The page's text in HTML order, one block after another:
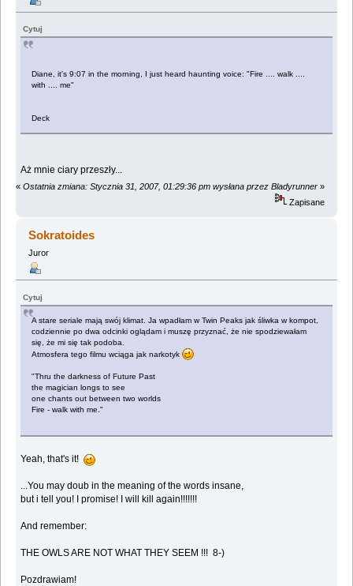
Cytuj
Diane, it's 9:07 in the morning, I just heard haunting voice: "Fire .... walk ....
with .... me"
Deck
Aż mnie ciary przeszły...
« Ostatnia zmiana: Stycznia 31, 2007, 01:29:36 pm wysłana przez Bladyrunner »
Zapisane
Sokratoides
Juror
Cytuj
A stare seriale mają swój klimat. Ja wpadłam w Twin Peaks jak śliwka w kompot,
codziennie po dwa odcinki oglądam i muszę przyznać, że nie spodziewałam
się, że mi się tak podoba.
Atmosfera tego filmu wciąga jak narkotyk
"Thru the darkness of Future Past
the magician longs to see
one chants out between two worlds
Fire - walk with me."
Yeah, that's it!
...You may doub in the meaning of the words insane,
but i tell you! I promise! I will kill again!!!!!!!
And remember:
THE OWLS ARE NOT WHAT THEY SEEM !!! 8-)
Pozdrawiam!